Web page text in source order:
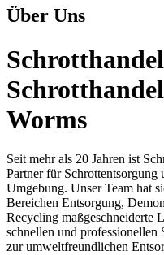
Über Uns
Worms
Seit mehr als 20 Jahren ist
Partner für
Umgebung. Unser Team hat
Bereichen Entsorgung,
Recycling maßgeschneiderte
schnellen und
zur umweltfreundlichen